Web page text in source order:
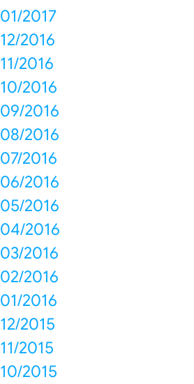
01/2017
12/2016
11/2016
10/2016
09/2016
08/2016
07/2016
06/2016
05/2016
04/2016
03/2016
02/2016
01/2016
12/2015
11/2015
10/2015